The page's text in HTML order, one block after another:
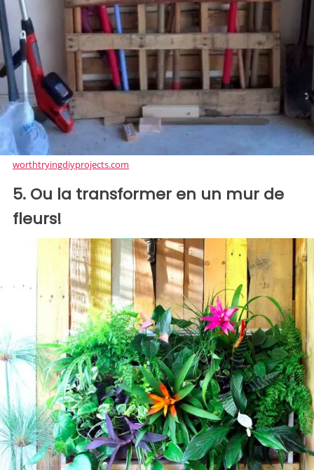
worthtryingdiyprojects.com
5. Ou la transformer en un mur de
fleurs!